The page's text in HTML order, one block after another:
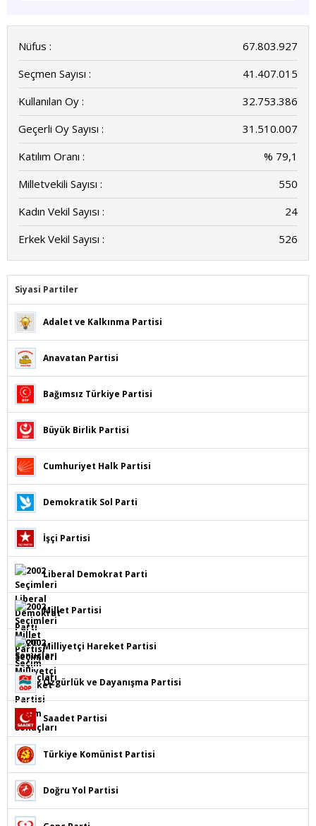
Nüfus :
67.803.927
Seçmen Sayısı :
41.407.015
Kullanılan Oy :
32.753.386
Geçerli Oy Sayısı :
31.510.007
Katılım Oranı :
% 79,1
Milletvekili Sayısı :
550
Kadın Vekil Sayısı :
24
Erkek Vekil Sayısı :
526
Siyasi Partiler
Adalet ve Kalkınma Partisi
Anavatan Partisi
Bağımsız Türkiye Partisi
Büyük Birlik Partisi
Cumhuriyet Halk Partisi
Demokratik Sol Parti
İşçi Partisi
Liberal Demokrat Parti
Millet Partisi
Milliyetçi Hareket Partisi
Özgürlük ve Dayanışma Partisi
Saadet Partisi
Türkiye Komünist Partisi
Doğru Yol Partisi